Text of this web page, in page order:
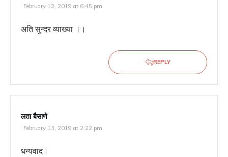
February 12, 2019 at 6:45 pm
अति सुन्दर व्याख्या ।।
REPLY
लता बैसाणे
February 13, 2019 at 2:22 pm
धन्यवाद।